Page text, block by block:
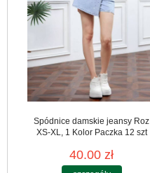
Spódnice damskie jeansy Roz
XS-XL, 1 Kolor Paczka 12 szt
40.00 zł